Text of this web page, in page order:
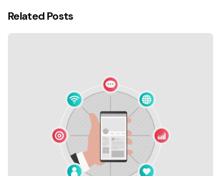
Related Posts